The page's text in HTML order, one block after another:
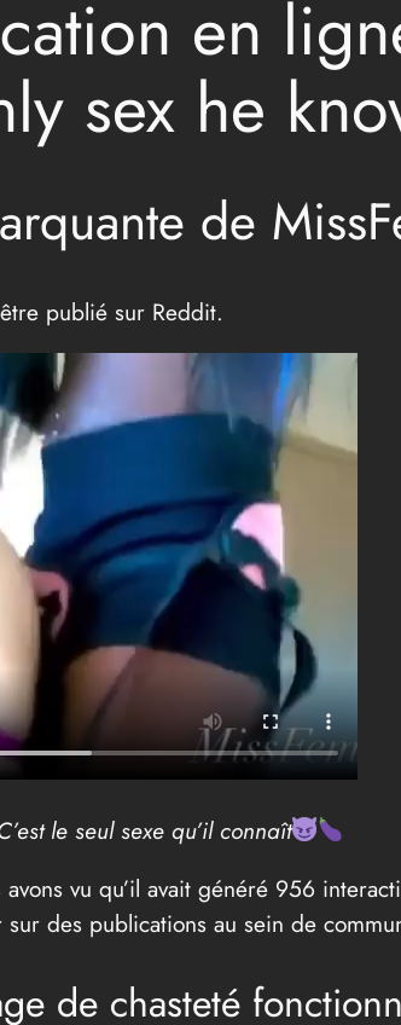
en
sex he
de
publié sur Reddit.
le seul sexe qu’il connaît
vu qu’il avait généré 956
des publications au sein de
de chasteté